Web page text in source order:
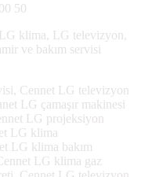
50
klima, LG televizyon,
ve bakım servisi
Cennet LG televizyon
LG çamaşır makinesi
LG projeksiyon
LG klima
LG klima bakım
LG klima gaz